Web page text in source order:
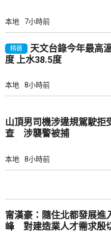
本地 7小時前
精選
天文台錄今年最高
度 上水38.5度
本地 8小時前
山頂男司機涉違規駕駛拒
查 涉襲警被捕
本地 8小時前
甯漢豪：隨住北都發展進
峰 對建造業人才需求殷